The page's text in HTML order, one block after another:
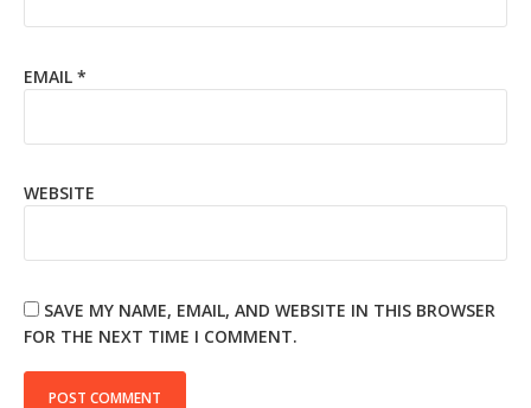
EMAIL *
WEBSITE
SAVE MY NAME, EMAIL, AND WEBSITE IN THIS BROWSER
FOR THE NEXT TIME I COMMENT.